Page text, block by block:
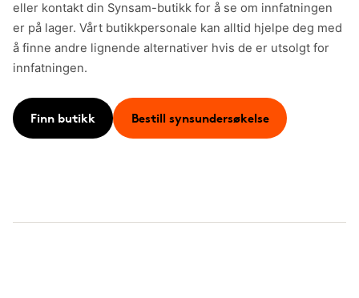
eller kontakt din Synsam-butikk for å se om innfatningen
er på lager. Vårt butikkpersonale kan alltid hjelpe deg med
å finne andre lignende alternativer hvis de er utsolgt for
innfatningen.
Finn butikk Bestill synsundersøkelse